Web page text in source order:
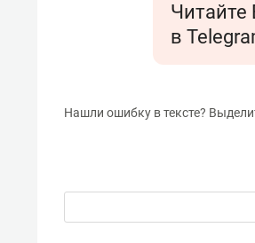
в
Нашли ошибку в тексте?